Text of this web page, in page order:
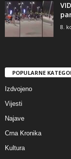
8.
POPULARNE
Izdvojeno
Vijesti
Najave
Crna Kronika
Kultura